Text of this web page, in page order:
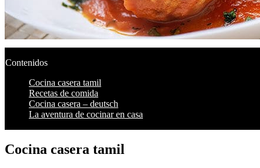
Contenidos
Cocina casera tamil
Recetas de comida
Cocina casera – deutsch
La aventura de cocinar en casa
Cocina casera tamil